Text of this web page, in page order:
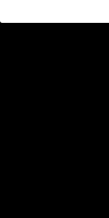
ΤΟ ΝΕΡΟ ΤΗΣ ΣΠΑΡΤΗΣ